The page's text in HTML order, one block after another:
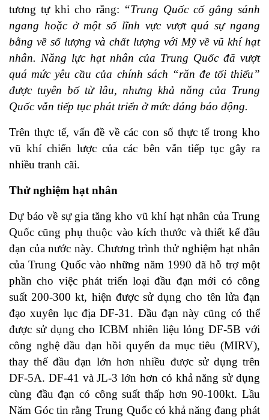
tương tự khi cho rằng: “Trung Quốc cố gắng sánh
ngang hoặc ở một số lĩnh vực vượt quá sự ngang
bằng về số lượng và chất lượng với Mỹ về vũ khí hạt
nhân. Năng lực hạt nhân của Trung Quốc đã vượt
quá mức yêu cầu của chính sách “răn đe tối thiểu”
được tuyên bố từ lâu, nhưng khả năng của Trung
Quốc vẫn tiếp tục phát triển ở mức đáng báo động.
Trên thực tế, vấn đề về các con số thực tế trong kho
vũ khí chiến lược của các bên vẫn tiếp tục gây ra
nhiều tranh cãi.
Thử nghiệm hạt nhân
Dự báo về sự gia tăng kho vũ khí hạt nhân của Trung
Quốc cũng phụ thuộc vào kích thước và thiết kế đầu
đạn của nước này. Chương trình thử nghiệm hạt nhân
của Trung Quốc vào những năm 1990 đã hỗ trợ một
phần cho việc phát triển loại đầu đạn mới có công
suất 200-300 kt, hiện được sử dụng cho tên lửa đạn
đạo xuyên lục địa DF-31. Đầu đạn này cũng có thể
được sử dụng cho ICBM nhiên liệu lỏng DF-5B với
công nghệ đầu đạn hồi quyển đa mục tiêu (MIRV),
thay thế đầu đạn lớn hơn nhiều được sử dụng trên
DF-5A. DF-41 và JL-3 lớn hơn có khả năng sử dụng
cùng đầu đạn có công suất thấp hơn 90-100kt. Lầu
Năm Góc tin rằng Trung Quốc có khả năng đang phát